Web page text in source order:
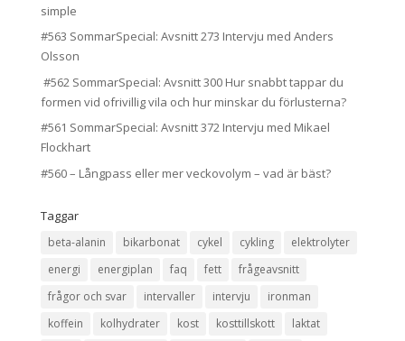
simple
#563 SommarSpecial: Avsnitt 273 Intervju med Anders
Olsson
#562 SommarSpecial: Avsnitt 300 Hur snabbt tappar du
formen vid ofrivillig vila och hur minskar du förlusterna?
#561 SommarSpecial: Avsnitt 372 Intervju med Mikael
Flockhart
#560 – Långpass eller mer veckovolym – vad är bäst?
Taggar
beta-alanin bikarbonat cykel cykling
elektrolyter
energi
energiplan faq fett
frågeavsnitt
frågor och svar
intervaller intervju
ironman
koffein
kolhydrater kost kosttillskott
laktat